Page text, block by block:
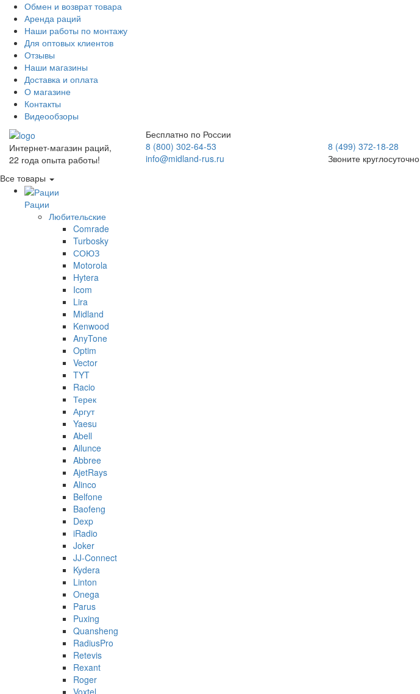
Обмен и возврат товара
Аренда раций
Наши работы по монтажу
Для оптовых клиентов
Отзывы
Наши магазины
Доставка и оплата
О магазине
Контакты
Видеообзоры
Интернет-магазин раций,
22 года опыта работы!
Бесплатно по России
8 (800) 302-64-53
info@midland-rus.ru
8 (499) 372-18-28
Звоните круглосуточно
Все товары
Рации
Любительские
Comrade
Turbosky
СОЮЗ
Motorola
Hytera
Icom
Lira
Midland
Kenwood
AnyTone
Optim
Vector
TYT
Racio
Терек
Аргут
Yaesu
Abell
Ailunce
Abbree
AjetRays
Alinco
Belfone
Baofeng
Dexp
iRadio
Joker
JJ-Connect
Kydera
Linton
Onega
Parus
Puxing
Quansheng
RadiusPro
Retevis
Rexant
Roger
Voxtel